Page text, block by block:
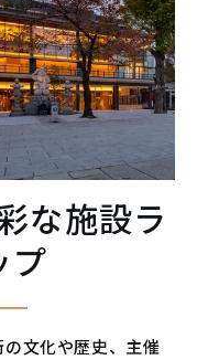
な施設ラ
プ
文化や歴史、主催